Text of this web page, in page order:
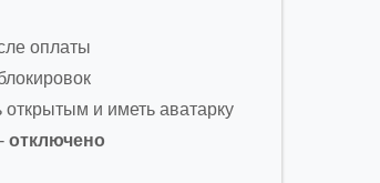
оплаты
и иметь аватарку
отключено